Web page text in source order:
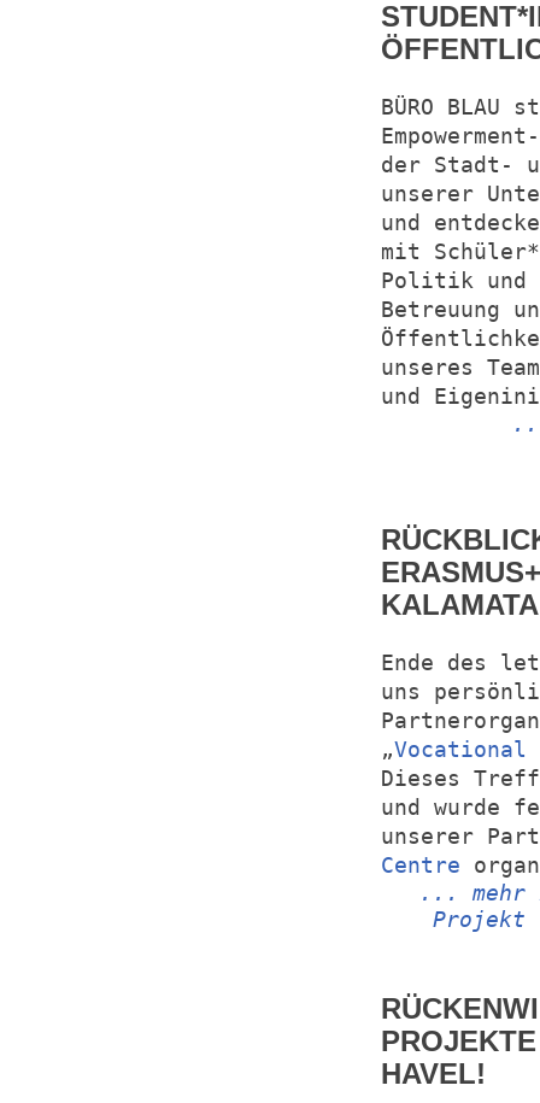
BÜRO
der Stadt-
unserer
und
mit
Politik und
Betreuung
unseres
und
Ende des
uns
„Vocational
Dieses
und wurde
unserer
Centre
... mehr
Projekt
HAVEL!